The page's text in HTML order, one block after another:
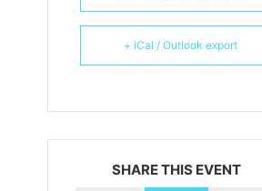
+ iCal / Outlook export
SHARE THIS EVENT